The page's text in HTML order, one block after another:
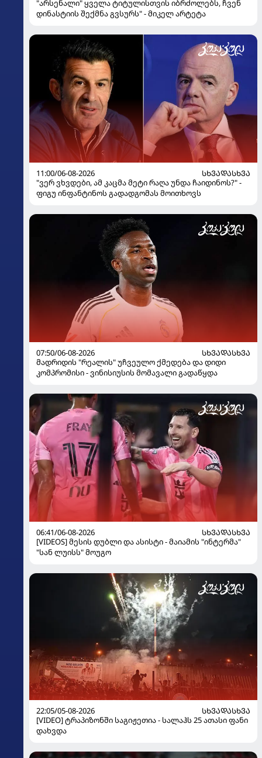
"არსენალი" ყველა ტიტულისთვის იბრძოლებს, ჩვენ
დინასტიის შექმნა გვსურს" - მიკელ არტეტა
11:00/06-08-2026
ᲡᲮᲕᲐᲓᲐᲡᲮᲕᲐ
"ვერ ვხვდები, ამ კაცმა მეტი რაღა უნდა ჩაიდინოს?" -
ფიგუ ინფანტინოს გადადგომას მოითხოვს
07:50/06-08-2026
ᲡᲮᲕᲐᲓᲐᲡᲮᲕᲐ
მადრიდის "რეალის" უჩვეულო ქმედება და დიდი
კომპრომისი - ვინისიუსის მომავალი გადაწყდა
06:41/06-08-2026
ᲡᲮᲕᲐᲓᲐᲡᲮᲕᲐ
[VIDEOS] მესის დუბლი და ასისტი - მაიამის "ინტერმა"
"სან ლუისს" მოუგო
22:05/05-08-2026
ᲡᲮᲕᲐᲓᲐᲡᲮᲕᲐ
[VIDEO] ტრაპიზონში საგიჟეთია - სალაჰს 25 ათასი ფანი
დახვდა